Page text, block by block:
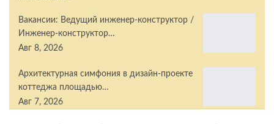
Вакансии: Ведущий инженер-конструктор /
Инженер-конструктор…
Авг 8, 2026
Архитектурная симфония в дизайн-проекте
коттеджа площадью…
Авг 7, 2026